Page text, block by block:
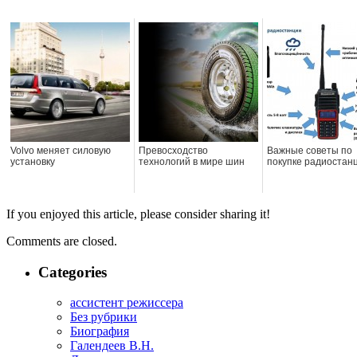
Volvo меняет силовую
установку
Превосходство
технологий в мире шин
Важные советы по
покупке
If you enjoyed this article, please consider sharing it!
Comments are closed.
Categories
ассистент режиссера
Без рубрики
Биография
Галендеев В.Н.